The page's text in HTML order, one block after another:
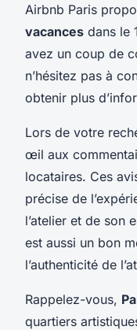
Airbnb Paris
vacances dans le
avez un coup de
n’hésitez pas à
obtenir plus
Lors de votre
œil aux
locataires. Ces
précise de
l’atelier et de son
est aussi un bon
l’authenticité de
Rappelez-vous,
quartiers